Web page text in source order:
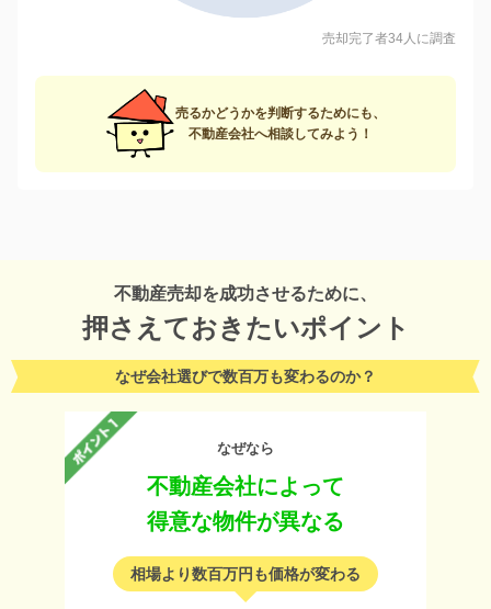
売却完了者34人に調査
売るかどうかを判断するためにも、
不動産会社へ相談してみよう！
不動産売却を成功させるために、
押さえておきたいポイント
なぜ会社選びで数百万も変わるのか？
なぜなら
不動産会社によって
得意な物件が異なる
相場より数百万円も価格が変わる